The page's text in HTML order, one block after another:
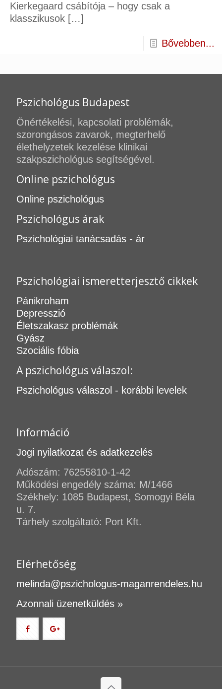
Kierkegaard csábítója – hogy csak a
klasszikusok […]
Bővebben...
Pszichológus Budapest
Önértékelési, kapcsolati problémák,
szorongásos zavarok, megterhelő
élethelyzetek kezelése klinikai
szakpszichológus segítségével.
Online pszichológus
Online pszichológus
Pszichológus árak
Pszichológiai tanácsadás - ár
Pszichológiai ismeretterjesztő cikkek
Pánikroham
Depresszió
Életszakasz problémák
Gyász
Szociális fóbia
A pszichológus válaszol:
Pszichológus válaszol - korábbi levelek
Információ
Jogi nyilatkozat és adatkezelés
Adószám: 76255810-1-42
Működési engedély száma: M/1466
Székhely: 1085 Budapest, Somogyi Béla
u. 7.
Tárhely szolgáltató: Port Kft.
Elérhetőség
melinda@pszichologus-maganrendeles.hu
Azonnali üzenetküldés »